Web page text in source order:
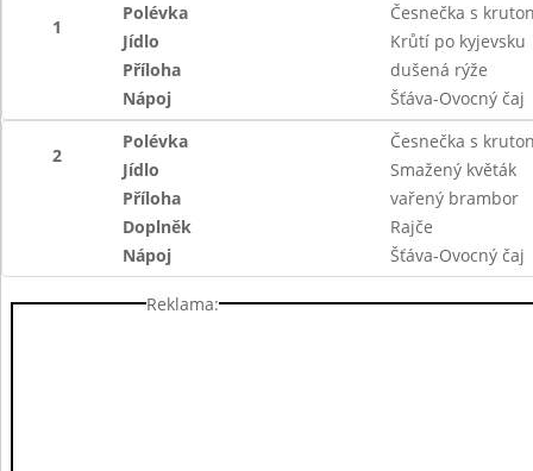
1
Polévka
Česnečka s
Jídlo
Krůtí po kyjevsku
Příloha
dušená rýže
Nápoj
Šťáva-Ovocný čaj
2
Polévka
Česnečka s
Jídlo
Smažený květák
Příloha
vařený brambor
Doplněk
Rajče
Nápoj
Šťáva-Ovocný čaj
Reklama: